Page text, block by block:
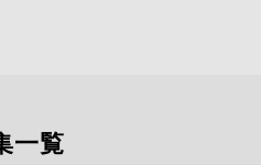
一覧